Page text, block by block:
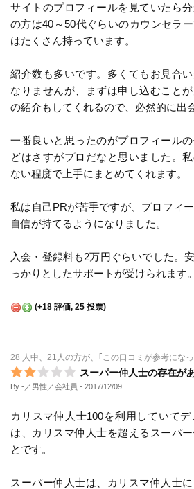
サイトのプロフィールを見ていたら
の方は40～50代ぐらいのカウンセラ
はたくさん持っています。
紹介数も多いです。多くてもお見合
なりませんが、まずは申し込むこと
の紹介もしてくれるので、必然的に出
一番良いと思ったのがプロフィール
どはさすがプロだなと思いました。
ない程度で上手にまとめてくれます。
私は自己PRが苦手ですが、プロフィ
自信が持てるようになりました。
入会・登録料も2万円ぐらいでした。
っかりとしたサポートが受けられます。
(+18 評価, 25 投票)
28 人中、21人の方が、｢この口コミが参考になっ
スーパー仲人士の存在が
By -／男性／会社員 - 2017/12/09
カリスマ仲人士100を利用していて
は、カリスマ仲人士を超えるスーパ
とです。
スーパー仲人士は、カリスマ仲人士